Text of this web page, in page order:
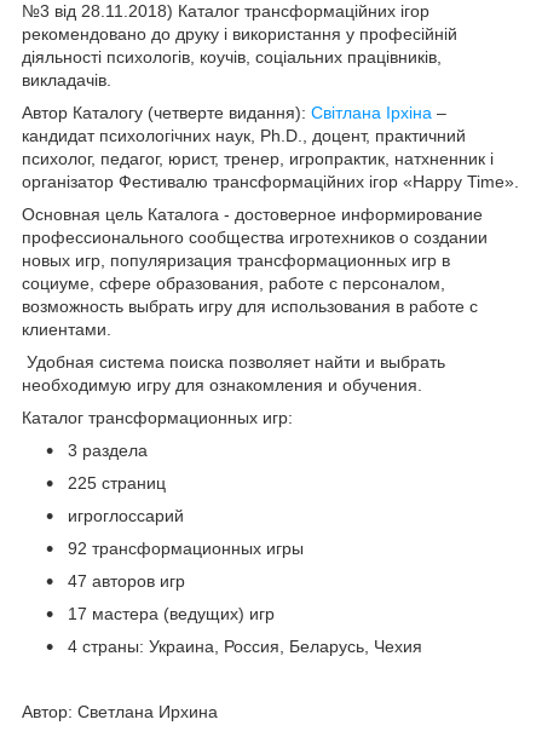
№3 від 28.11.2018) Каталог трансформаційних ігор
рекомендовано до друку і використання у професійній
діяльності психологів, коучів, соціальних працівників,
викладачів.
Автор Каталогу (четверте видання): Світлана Ірхіна –
кандидат психологічних наук, Ph.D., доцент, практичний
психолог, педагог, юрист, тренер, игропрактик, натхненник і
організатор Фестивалю трансформаційних ігор «Happy Time».
Основная цель Каталога - достоверное информирование
профессионального сообщества игротехников о создании
новых игр, популяризация трансформационных игр в
социуме, сфере образования, работе с персоналом,
возможность выбрать игру для использования в работе с
клиентами.
Удобная система поиска позволяет найти и выбрать
необходимую игру для ознакомления и обучения.
Каталог трансформационных игр:
3 раздела
225 страниц
игроглоссарий
92 трансформационных игры
47 авторов игр
17 мастера (ведущих) игр
4 страны: Украина, Россия, Беларусь, Чехия
Автор: Светлана Ирхина